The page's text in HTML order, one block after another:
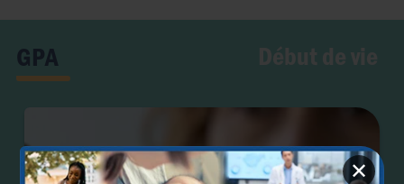
✕
GPA Début de vie